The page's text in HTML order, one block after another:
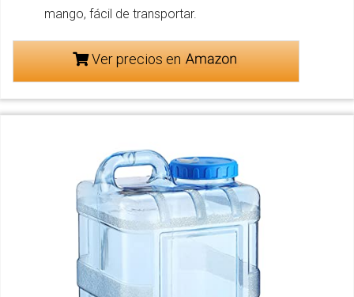
mango, fácil de transportar.
Ver precios en